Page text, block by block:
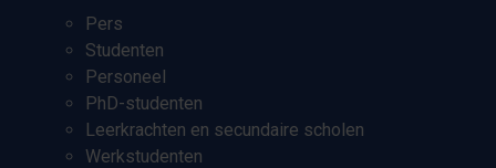
Pers
Studenten
Personeel
PhD-studenten
Leerkrachten en secundaire scholen
Werkstudenten